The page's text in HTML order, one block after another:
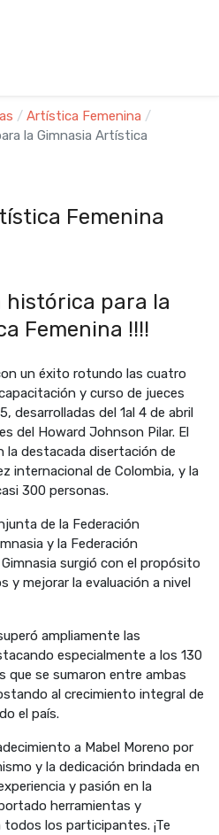
Artística Femenina
la Gimnasia Artística
Femenina
histórica para la
Femenina !!!!
un éxito rotundo las cuatro
y curso de jueces
desarrolladas del 1al 4 de abril
del Howard Johnson Pilar. El
destacada disertación de
internacional de Colombia, y la
300 personas.
de la Federación
y la Federación
surgió con el propósito
y mejorar la evaluación a nivel
ampliamente las
especialmente a los 130
que se sumaron entre ambas
al crecimiento integral de
el país.
a Mabel Moreno por
y la dedicación brindada en
y pasión en la
herramientas y
los participantes. ¡Te